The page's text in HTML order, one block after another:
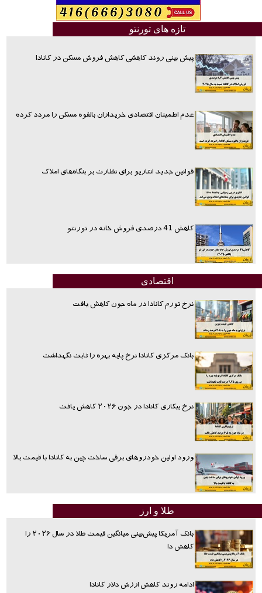
تازه های تورنتو
پیش بینی روند کاهشی کاهش فروش مسکن در کانادا
عدم اطمینان اقتصادی خریداران بالقوه مسکن را مردد کرده
قوانین جدید انتاریو برای نظارت بر بنگاه‌های املاک
کاهش 41 درصدی فروش خانه در تورنتو
اقتصادی
نرخ تورم کانادا در ماه جون کاهش یافت
بانک مرکزی کانادا نرخ پایه بهره را ثابت نگهداشت
نرخ بیکاری کانادا در جون ۲۰۲۶ کاهش یافت
ورود اولین خودروهای برقی ساخت چین به کانادا با قیمت بالا
طلا و ارز
بانک آمریکا پیش‌بینی میانگین قیمت طلا در سال ۲۰۲۶ را
کاهش دا
ادامه روند کاهش ارزش دلار کانادا